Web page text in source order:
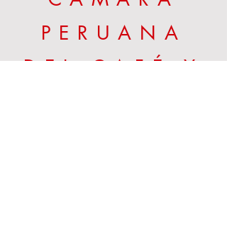
PERUANA
DEL CAFÉ Y